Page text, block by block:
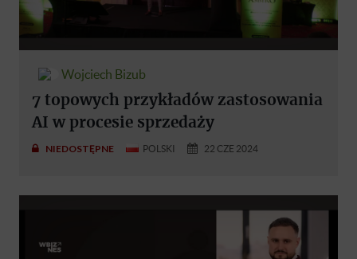
Wojciech Bizub
7 topowych przykładów zastosowania
AI w procesie sprzedaży
NIEDOSTĘPNE POLSKI 22 CZE 2024